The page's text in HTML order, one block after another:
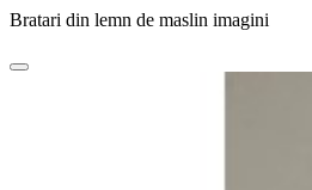
Bratari din lemn de maslin imagini